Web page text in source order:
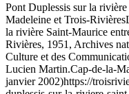
Pont Duplessis sur la
Madeleine et Trois-Rivières
la rivière Saint-Maurice
Rivières, 1951, Archives
Culture et des
Lucien Martin.Cap-de-la-
janvier 2002)https://